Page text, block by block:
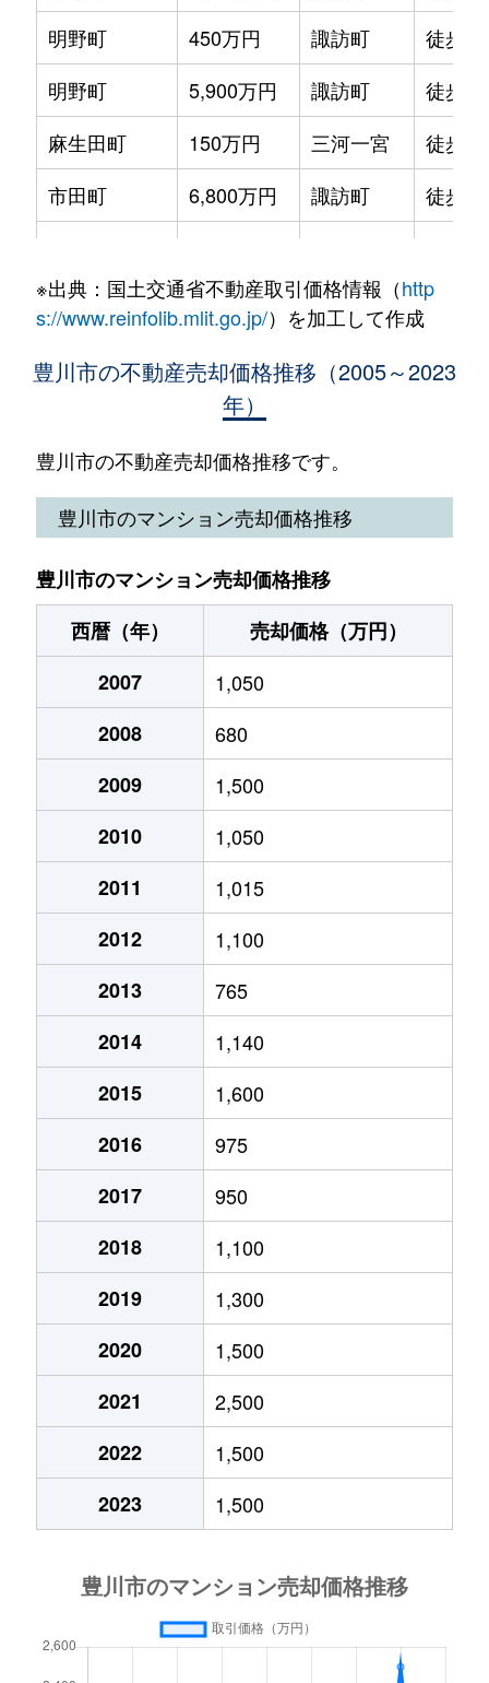
一宮町
1,300万円 三河一宮
徒歩9分
一宮町
1,200万円 三河一宮
徒歩5分
一宮町
1,300万円 三河一宮
徒歩3分
一宮町
5,800万円 三河一宮
徒歩9分
一宮町
1,200万円 三河一宮
徒歩16分
一宮町
1,400万円 三河一宮
徒歩16分
3,600万円
伊奈町
660万円 伊奈
伊奈町
250万円 伊奈
伊奈町
350万円 伊奈
伊奈町
伊奈
伊奈町
1,200万円
伊奈町
1,900万円
伊奈町
880万円
伊奈町
2,300万円
伊奈町
12,000万円
伊奈町
2,200万円
160万円
460万円
1,300万円
4,500万円
牛久保駅通
15,000万円
牛久保町
1,000万円
牛久保町
1,700万円
大木新町通
1,700万円
大木新町通
1,400万円
大木新町通
1,300万円
大木新町通
800万円
大木新町通
1,500万円 三河一宮
徒歩8分
1,400万円 三河一宮
明野町
450万円 諏訪町
徒歩
明野町
5,900万円 諏訪町
徒歩
麻生田町
150万円 三河一宮
徒歩
市田町
6,800万円 諏訪町
徒歩
一宮町
1,600万円 三河一宮
徒歩9
2,700万円
伊奈町
2,900万円 伊奈
伊奈町
570万円 伊奈
伊奈町
3,000万円 伊奈
伊奈町
1,800万円 小田渕
徒歩6
伊奈町
伊奈町
400万円
伊奈町
2,200万円
伊奈町
2,500万円
伊奈町
1,100万円
伊奈町
4,500万円
伊奈町
1,600万円
4,000万円
1,900万円
2,900万円
牛久保駅通
2,700万円
牛久保町
2,300万円
牛久保町
2,500万円
牛久保町
2,600万円
大木新町通
3,500万円
大崎町
18,000万円
豊川(愛知)
※出典：国土交通省不動産取引価格情報（http
s://www.reinfolib.mlit.go.jp/）を加工して作成
豊川市の不動産売却価格推移（2005～2023
年）
豊川市の不動産売却価格推移です。
豊川市のマンション売却価格推移
豊川市のマンション売却価格推移
西暦（年）
売却価格（万円）
2007
1,050
2008
680
2009
1,500
2010
1,050
2011
1,015
2012
1,100
2013
765
2014
1,140
2015
1,600
2016
975
2017
950
2018
1,100
2019
1,300
2020
1,500
2021
2,500
2022
1,500
2023
1,500